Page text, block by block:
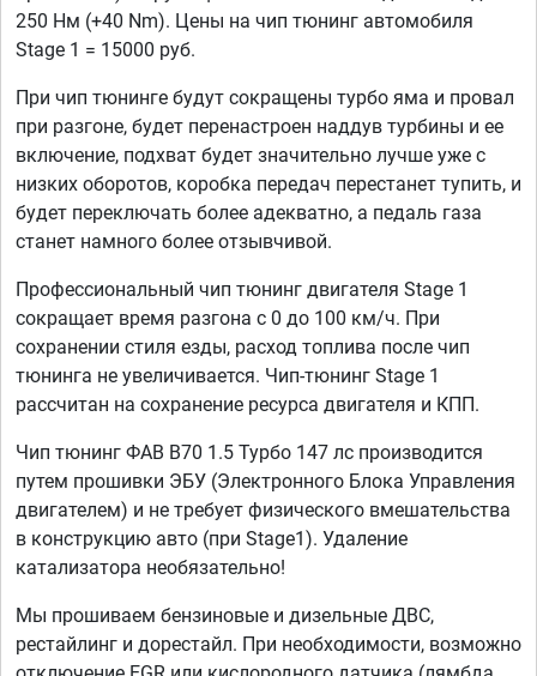
250 Нм (+40 Nm). Цены на чип тюнинг автомобиля
Stage 1 = 15000 руб.
При чип тюнинге будут сокращены турбо яма и провал
при разгоне, будет перенастроен наддув турбины и ее
включение, подхват будет значительно лучше уже с
низких оборотов, коробка передач перестанет тупить, и
будет переключать более адекватно, а педаль газа
станет намного более отзывчивой.
Профессиональный чип тюнинг двигателя Stage 1
сокращает время разгона с 0 до 100 км/ч. При
сохранении стиля езды, расход топлива после чип
тюнинга не увеличивается. Чип-тюнинг Stage 1
рассчитан на сохранение ресурса двигателя и КПП.
Чип тюнинг ФАВ В70 1.5 Турбо 147 лс производится
путем прошивки ЭБУ (Электронного Блока Управления
двигателем) и не требует физического вмешательства
в конструкцию авто (при Stage1). Удаление
катализатора необязательно!
Мы прошиваем бензиновые и дизельные ДВС,
рестайлинг и дорестайл. При необходимости, возможно